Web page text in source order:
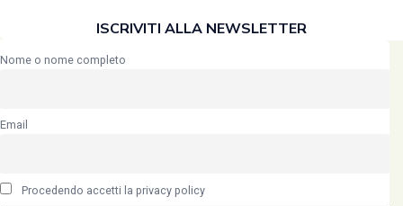
ISCRIVITI ALLA NEWSLETTER
Nome o nome completo
Email
Procedendo accetti la privacy policy